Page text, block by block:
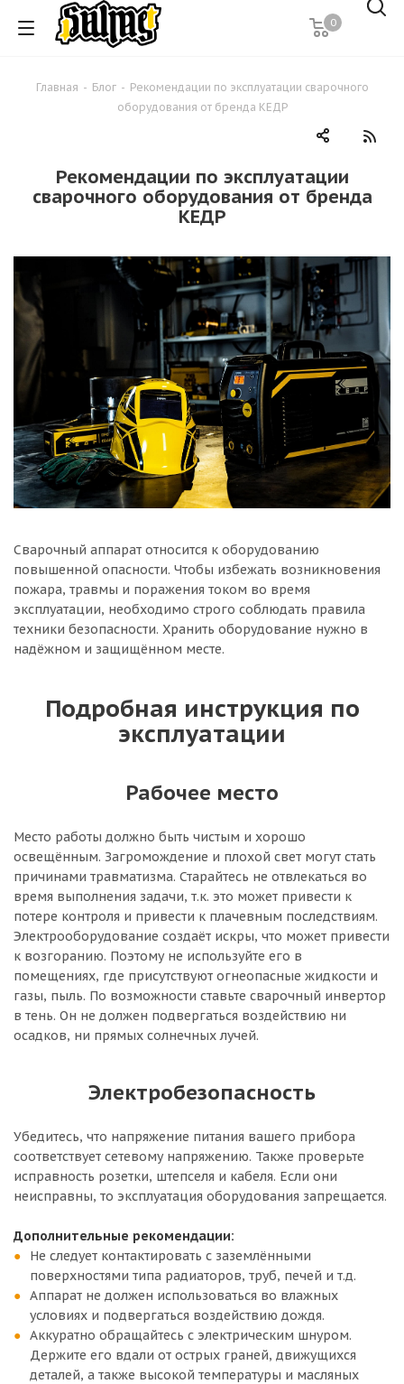
0
Главная - Блог - Рекомендации по эксплуатации сварочного
оборудования от бренда КЕДР
Рекомендации по эксплуатации
сварочного оборудования от бренда
КЕДР
Сварочный аппарат относится к оборудованию
повышенной опасности. Чтобы избежать возникновения
пожара, травмы и поражения током во время
эксплуатации, необходимо строго соблюдать правила
техники безопасности. Хранить оборудование нужно в
надёжном и защищённом месте.
Подробная инструкция по
эксплуатации
Рабочее место
Место работы должно быть чистым и хорошо
освещённым. Загромождение и плохой свет могут стать
причинами травматизма. Старайтесь не отвлекаться во
время выполнения задачи, т.к. это может привести к
потере контроля и привести к плачевным последствиям.
Электрооборудование создаёт искры, что может привести
к возгоранию. Поэтому не используйте его в
помещениях, где присутствуют огнеопасные жидкости и
газы, пыль. По возможности ставьте сварочный инвертор
в тень. Он не должен подвергаться воздействию ни
осадков, ни прямых солнечных лучей.
Электробезопасность
Убедитесь, что напряжение питания вашего прибора
соответствует сетевому напряжению. Также проверьте
исправность розетки, штепселя и кабеля. Если они
неисправны, то эксплуатация оборудования запрещается.
Дополнительные рекомендации:
Не следует контактировать с заземлёнными
поверхностями типа радиаторов, труб, печей и т.д.
Аппарат не должен использоваться во влажных
условиях и подвергаться воздействию дождя.
Аккуратно обращайтесь с электрическим шнуром.
Держите его вдали от острых граней, движущихся
деталей, а также высокой температуры и масляных